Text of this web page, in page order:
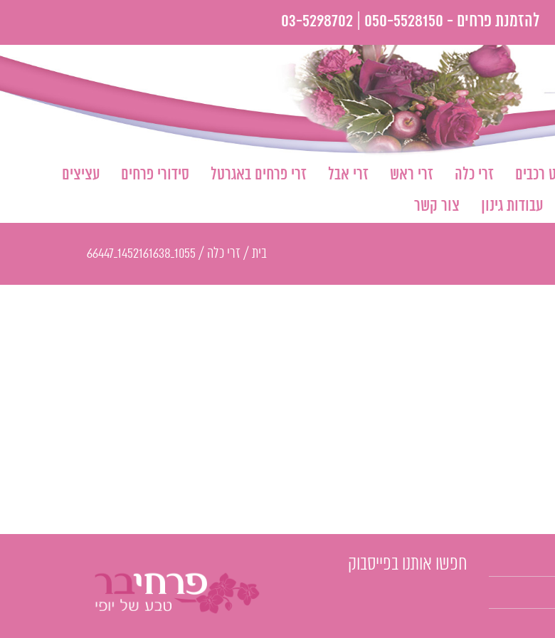
להזמנת פרחים - 050-5528150 |
03-5298702
רכבים זרי כלה זרי ראש זרי אבל זרי פרחים באגרטל סידורי פרחים
עציצים
עבודות גינון
צור קשר
בית / זרי כלה /
1055_1452161638_66447
חפשו אותנו בפייסבוק